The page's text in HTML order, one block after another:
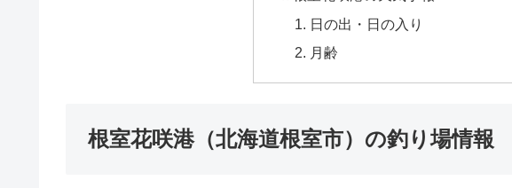
日の出・日の入り
月齢
根室花咲港（北海道根室市）の釣り場情報